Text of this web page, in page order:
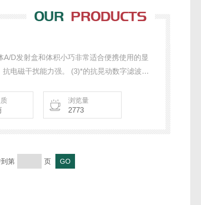
D发射盒和体积小巧非常适合便携使用的显
电磁干扰能力强。 (3)*的抗晃动数字滤波新
浏览量
2773
第 页